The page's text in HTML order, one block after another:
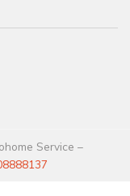
Service –